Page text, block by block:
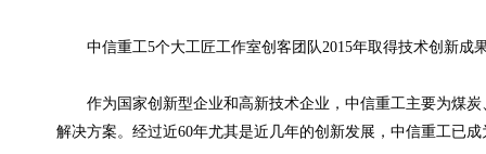
中信重工5个大工匠工作室创客团队 2015年取得技术创新成
作为国家创新型企业和高新技术企业，中信重工主要为煤
解决方案。经过近60年尤其是近几年的创新发展，中信重工已